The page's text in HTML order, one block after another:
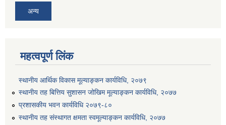
अन्य
महत्वपूर्ण लिंक
स्थानीय आर्थिक विकास मूल्याङ्कन कार्यविधि, २०७९
स्थानीय तह बित्तिय सुशासन जोखिम मूल्याङ्कन कार्यविधि, २०७७
प्रशासकीय भवन कार्यविधि २०७९-८०
स्थानीय तह संस्थागत क्षमता स्वमूल्याङ्कन कार्यविधि, २०७७